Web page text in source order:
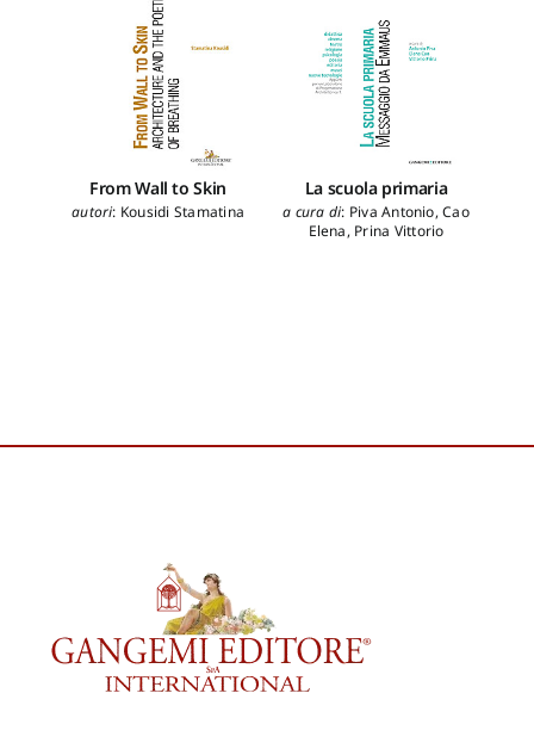
From Wall to Skin
autori: Kousidi Stamatina
La scuola primaria
a cura di: Piva Antonio,Cao
Elena, Prina Vittorio